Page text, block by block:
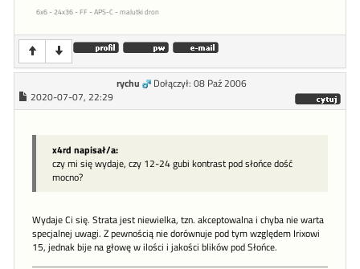
6x6 - 24x36 - FF - APS-C - malutki dron
rychu
Dołączył: 08 Paź 2006
2020-07-07, 22:29
x4rd napisał/a:
czy mi się wydaje, czy 12-24 gubi kontrast pod słońce dość
mocno?
Wydaje Ci się. Strata jest niewielka, tzn. akceptowalna i chyba nie warta
specjalnej uwagi. Z pewnością nie dorównuje pod tym względem Irixowi
15, jednak bije na głowę w ilości i jakości blików pod Słońce.